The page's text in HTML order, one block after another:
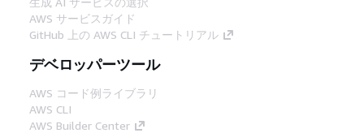
AWS サービスガイド
GitHub 上の AWS CLI チュートリアル
デベロッパーツール
AWS コード例ライブラリ
AWS CLI
AWS Builder Center